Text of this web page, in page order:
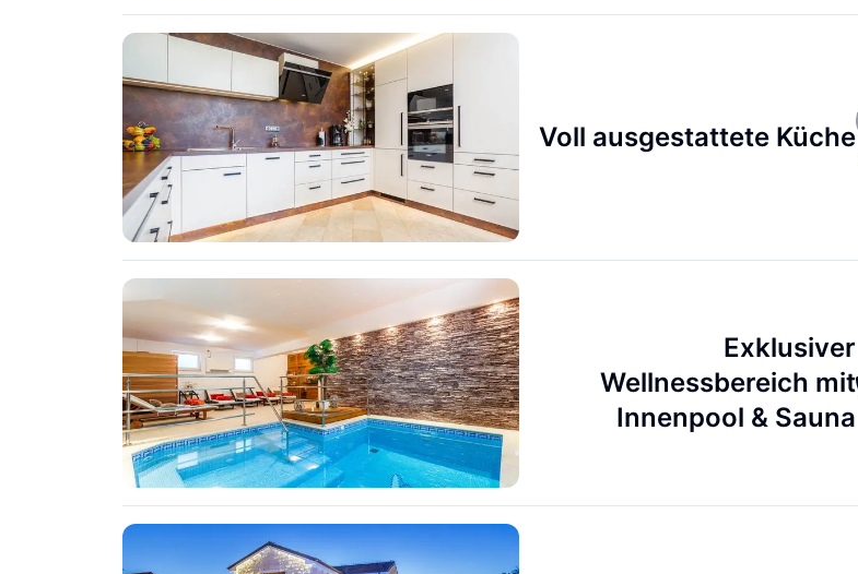
Voll ausgestattete Küche
Exklusiver
Wellnessbereich mit
Innenpool & Sauna